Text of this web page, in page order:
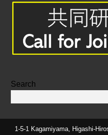
Search
1-5-1 Kagamiyama, Higashi-